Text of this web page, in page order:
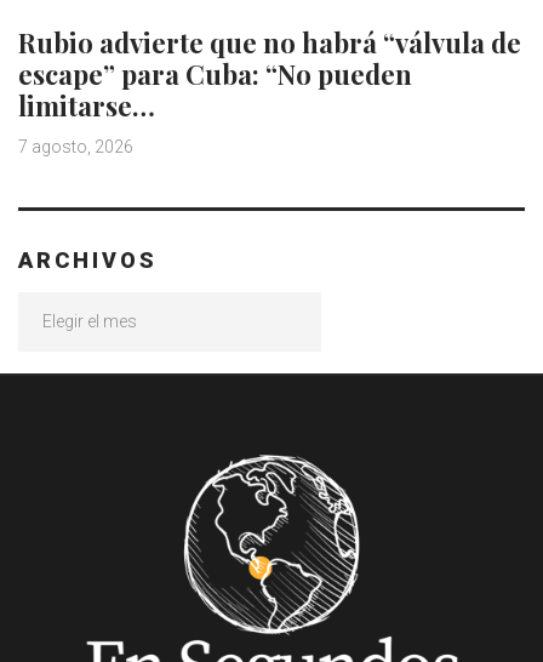
Rubio advierte que no habrá “válvula de
escape” para Cuba: “No pueden
limitarse…
7 agosto, 2026
ARCHIVOS